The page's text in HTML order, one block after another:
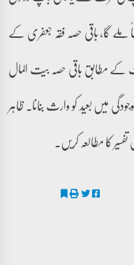
گا، باقی حصہ فقہ جعفری کے
مطابق باقی حصہ بیت المال
میں بعید کو وارث بنانا۔ ظاہر
کا مطالعہ کریں۔